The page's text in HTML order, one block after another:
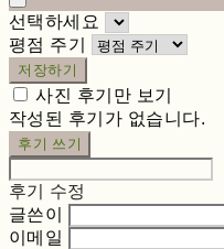
선택하세요
평점 주기
저장하기
사진 후기만 보기
작성된 후기가 없습니다.
후기 쓰기
후기 수정
글쓴이
이메일